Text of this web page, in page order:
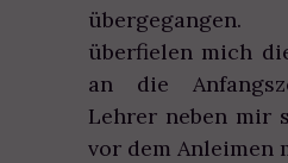
überfielen mich
an die
Lehrer neben mir
vor dem Anleimen